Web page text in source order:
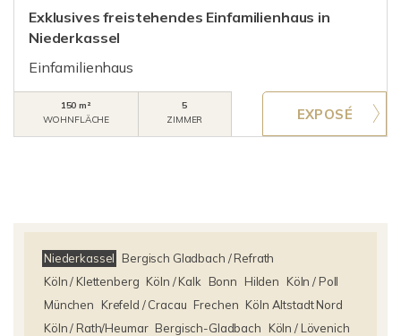
Exklusives freistehendes Einfamilienhaus in
Niederkassel
Einfamilienhaus
150 m²
WOHNFLÄCHE
5
ZIMMER
Niederkassel
Bergisch Gladbach / Refrath
Köln / Klettenberg Köln / Kalk Bonn Hilden
Köln / Poll
München
Krefeld / Cracau Frechen Köln Altstadt Nord
Köln / Rath/Heumar Bergisch-Gladbach
Köln / Lövenich